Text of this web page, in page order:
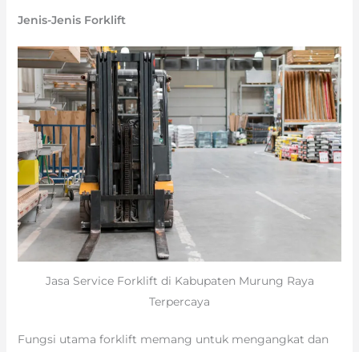
Jenis-Jenis Forklift
Jasa Service Forklift di Kabupaten Murung Raya
Terpercaya
Fungsi utama forklift memang untuk mengangkat dan